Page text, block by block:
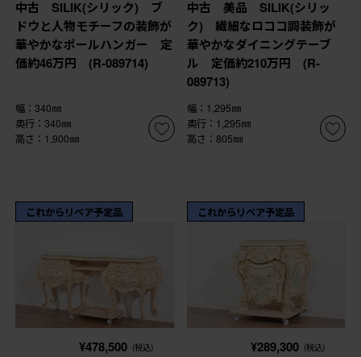
中古 SILIK(シリック) ブ
ドウと人物モチーフの装飾が
華やかなポールハンガー 定
価約46万円 (R-089714)
幅：340㎜
奥行：340㎜
高さ：1,900㎜
中古 美品 SILIK(シリッ
ク) 繊細なロココ調装飾が
華やかなダイニングテーブ
ル 定価約210万円 (R-
089713)
幅：1,295㎜
奥行：1,295㎜
高さ：805㎜
これからリペア予定品
¥478,500 (税込)
これからリペア予定品
¥289,300 (税込)